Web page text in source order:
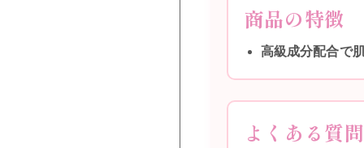
商品の特徴
高級成分配合で
よくある質